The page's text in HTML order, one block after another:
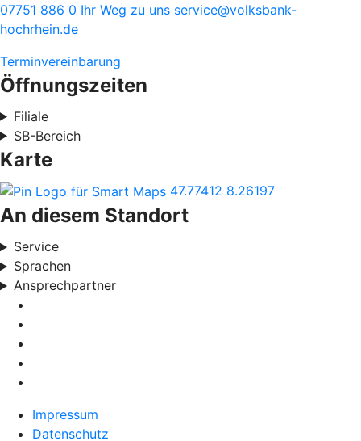
07751 886 0 Ihr Weg zu uns service@volksbank-
hochrhein.de
Terminvereinbarung
Öffnungszeiten
Filiale
SB-Bereich
Karte
47.77412 8.26197
An diesem Standort
Service
Sprachen
Ansprechpartner
Impressum
Datenschutz